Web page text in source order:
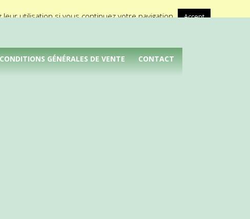
A propos de Médical Promotion
CONDITIONS GÉNÉRALES DE VENTE CONTACT
utilisation si vous continuez votre navigation. Accept